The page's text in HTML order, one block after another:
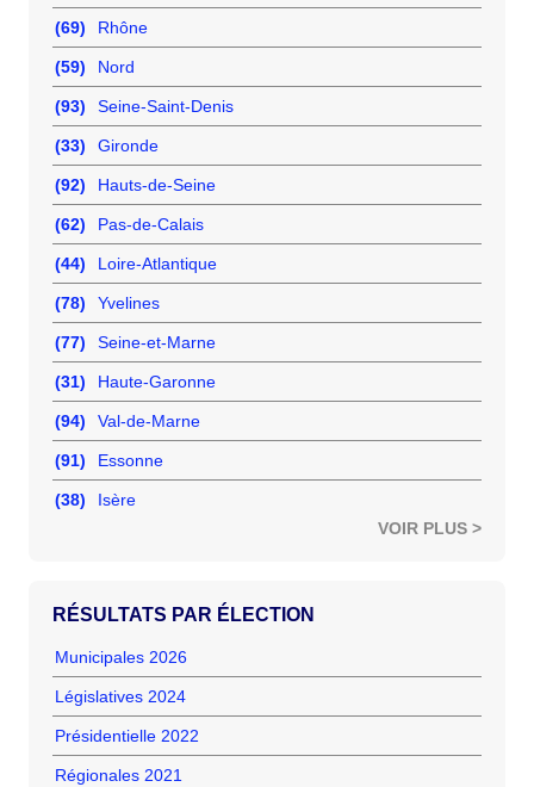
(69) Rhône
(59) Nord
(93) Seine-Saint-Denis
(33) Gironde
(92) Hauts-de-Seine
(62) Pas-de-Calais
(44) Loire-Atlantique
(78) Yvelines
(77) Seine-et-Marne
(31) Haute-Garonne
(94) Val-de-Marne
(91) Essonne
(38)
Isère
VOIR PLUS >
RÉSULTATS PAR ÉLECTION
Municipales 2026
Législatives 2024
Présidentielle 2022
Régionales 2021